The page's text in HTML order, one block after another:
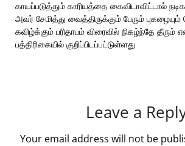
காயப்படுத்தும் காரியத்தை கைவிடாவிட்டால்
அவர் சேமித்து வைத்திருக்கும் பேரும்
கவிழ்க்கும் பரிதாபம் விரைவில் நிகழ்ந்தே தீரும்
பத்திரிகையில் குறிப்பிடப்பட்டுள்ளது
Leave a
Your email address will not be